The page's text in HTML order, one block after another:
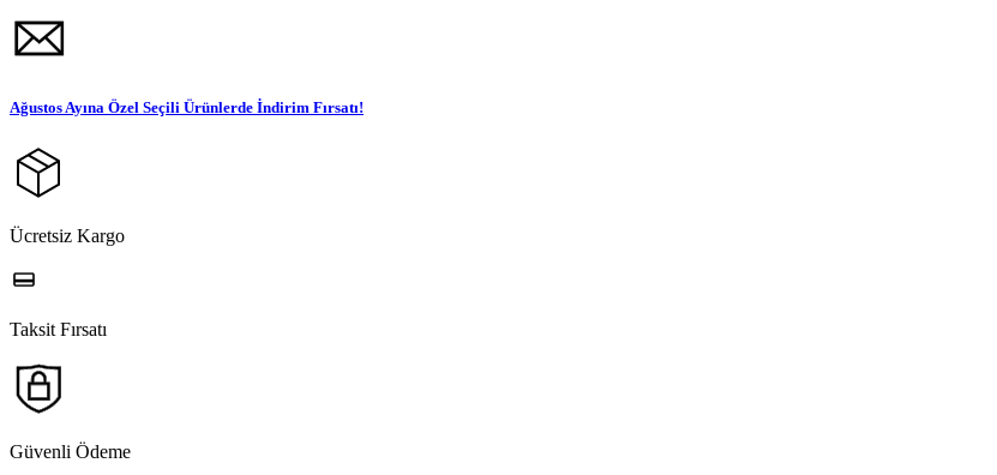
Ağustos Ayına Özel Seçili Ürünlerde İndirim Fırsatı!
Ücretsiz Kargo
Taksit Fırsatı
Güvenli Ödeme